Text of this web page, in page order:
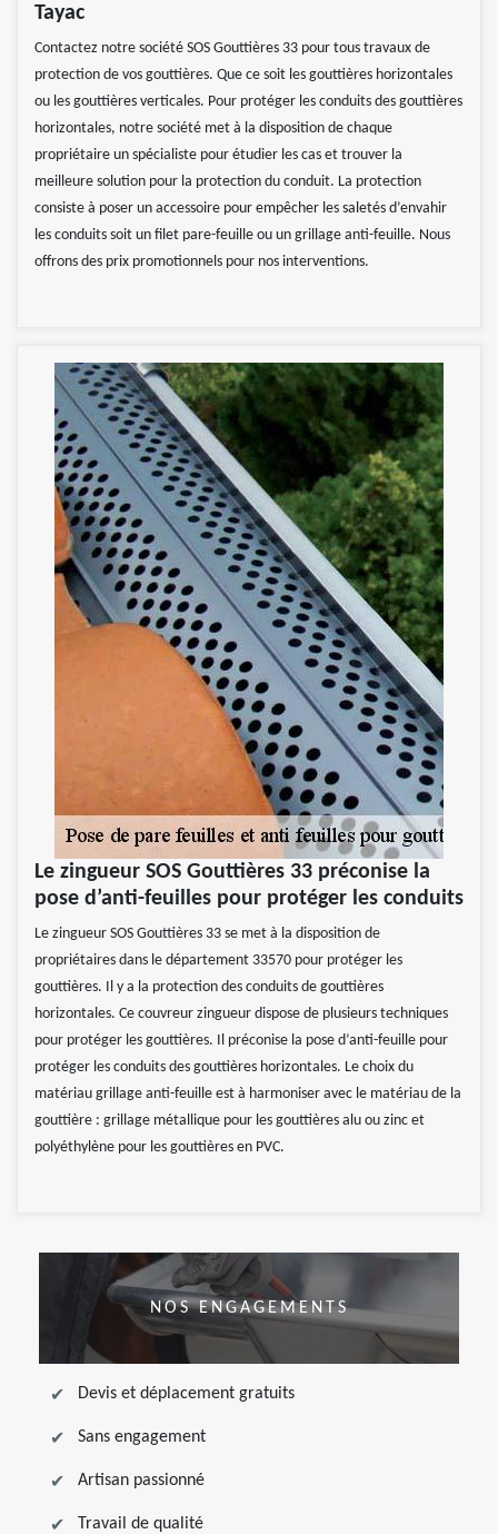
Tayac
Contactez notre société SOS Gouttières 33 pour tous travaux de
protection de vos gouttières. Que ce soit les gouttières horizontales
ou les gouttières verticales. Pour protéger les conduits des gouttières
horizontales, notre société met à la disposition de chaque
propriétaire un spécialiste pour étudier les cas et trouver la
meilleure solution pour la protection du conduit. La protection
consiste à poser un accessoire pour empêcher les saletés d’envahir
les conduits soit un filet pare-feuille ou un grillage anti-feuille. Nous
offrons des prix promotionnels pour nos interventions.
Le zingueur SOS Gouttières 33 préconise la
pose d’anti-feuilles pour protéger les conduits
Le zingueur SOS Gouttières 33 se met à la disposition de
propriétaires dans le département 33570 pour protéger les
gouttières. Il y a la protection des conduits de gouttières
horizontales. Ce couvreur zingueur dispose de plusieurs techniques
pour protéger les gouttières. Il préconise la pose d’anti-feuille pour
protéger les conduits des gouttières horizontales. Le choix du
matériau grillage anti-feuille est à harmoniser avec le matériau de la
gouttière : grillage métallique pour les gouttières alu ou zinc et
polyéthylène pour les gouttières en PVC.
NOS ENGAGEMENTS
Devis et déplacement gratuits
Sans engagement
Artisan passionné
Travail de qualité